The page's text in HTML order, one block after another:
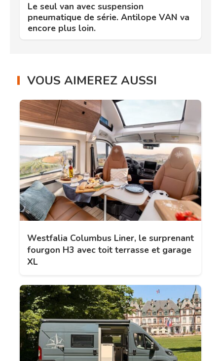
Le seul van avec suspension
pneumatique de série. Antilope VAN va
encore plus loin.
VOUS AIMEREZ AUSSI
Westfalia Columbus Liner, le surprenant
fourgon H3 avec toit terrasse et garage
XL